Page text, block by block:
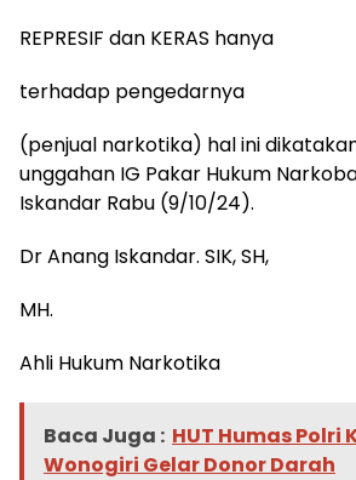
REPRESIF dan KERAS hanya
terhadap pengedarnya
(penjual narkotika) hal ini
unggahan IG Pakar Hukum
Iskandar Rabu (9/10/24).
Dr Anang Iskandar. SIK, SH,
MH.
Ahli Hukum Narkotika
Baca Juga : HUT Humas Polri
Wonogiri Gelar Donor Darah